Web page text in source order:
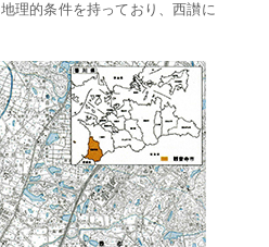
理的条件を持っており、西讃に